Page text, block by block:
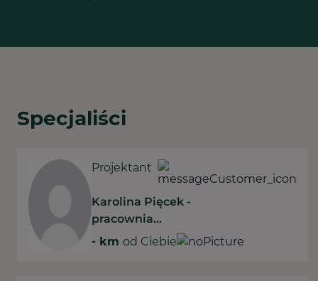
Specjaliści
Projektant
Karolina Pięcek -
pracownia
projektowania
- km od Ciebie